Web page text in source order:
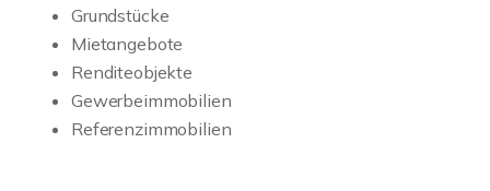
Grundstücke
Mietangebote
Renditeobjekte
Gewerbeimmobilien
Referenzimmobilien